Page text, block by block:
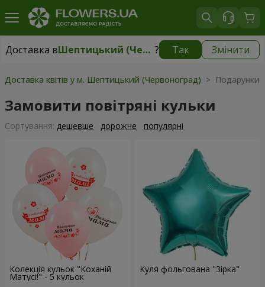
Доставка в Шептицький (Червоноград) ? Так Змінити
Доставка вШептицький (Червоноград) 1710 грн
Доставка квітів у м. Шептицький (Червоноград) > Подарунки
Замовити повітряні кульки
Сортування: дешевше дорожче популярні
Колекція кульок "Коханій
Матусі!" - 5 кульок
Куля фольгована "Зірка"